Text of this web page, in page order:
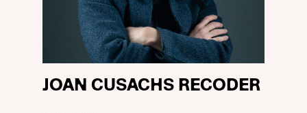
JOAN CUSACHS RECODER